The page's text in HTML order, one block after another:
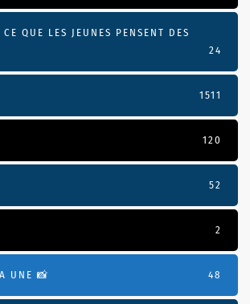
QUE LES JEUNES PENSENT DES
24
1511
120
52
2
UNE 📸 48